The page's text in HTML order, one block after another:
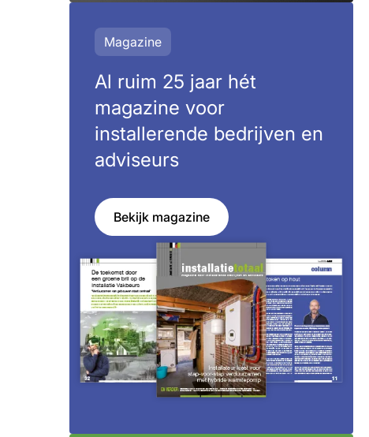
Magazine
Al ruim 25 jaar hét
magazine voor
installerende bedrijven en
adviseurs
Bekijk magazine